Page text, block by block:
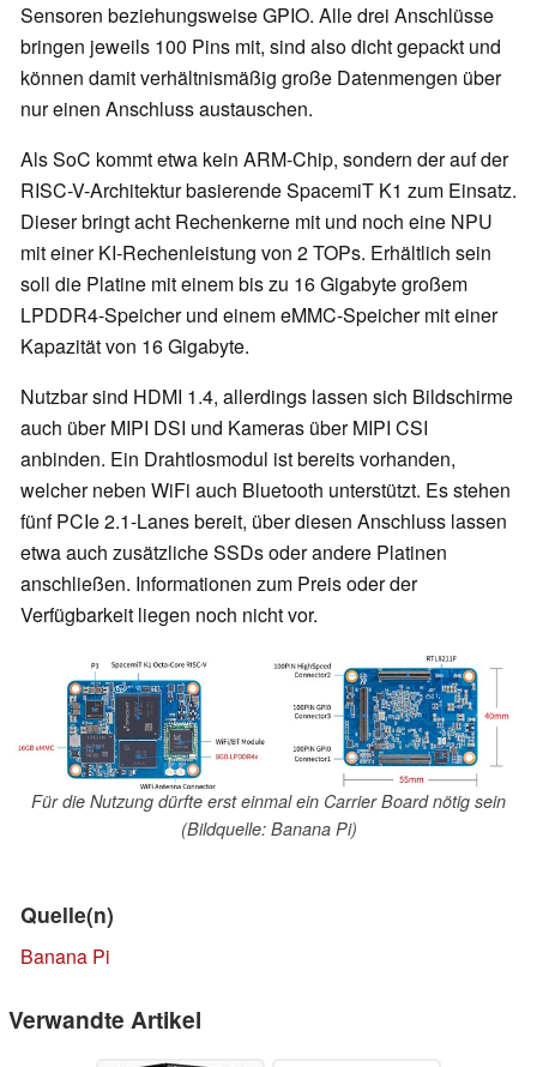
Sensoren beziehungsweise GPIO. Alle drei Anschlüsse
bringen jeweils 100 Pins mit, sind also dicht gepackt und
können damit verhältnismäßig große Datenmengen über
nur einen Anschluss austauschen.
Als SoC kommt etwa kein ARM-Chip, sondern der auf der
RISC-V-Architektur basierende SpacemiT K1 zum Einsatz.
Dieser bringt acht Rechenkerne mit und noch eine NPU
mit einer KI-Rechenleistung von 2 TOPs. Erhältlich sein
soll die Platine mit einem bis zu 16 Gigabyte großem
LPDDR4-Speicher und einem eMMC-Speicher mit einer
Kapazität von 16 Gigabyte.
Nutzbar sind HDMI 1.4, allerdings lassen sich Bildschirme
auch über MIPI DSI und Kameras über MIPI CSI
anbinden. Ein Drahtlosmodul ist bereits vorhanden,
welcher neben WiFi auch Bluetooth unterstützt. Es stehen
fünf PCIe 2.1-Lanes bereit, über diesen Anschluss lassen
etwa auch zusätzliche SSDs oder andere Platinen
anschließen. Informationen zum Preis oder der
Verfügbarkeit liegen noch nicht vor.
Für die Nutzung dürfte erst einmal ein Carrier Board nötig sein
(Bildquelle: Banana Pi)
Quelle(n)
Banana Pi
Verwandte Artikel